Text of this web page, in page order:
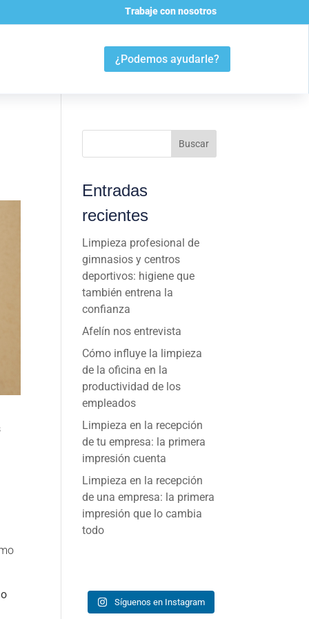
Trabaje con nosotros
¿Podemos ayudarle?
Buscar
Entradas
recientes
Limpieza profesional de
gimnasios y centros
deportivos: higiene que
también entrena la
confianza
Afelín nos entrevista
Cómo influye la limpieza
de la oficina en la
productividad de los
empleados
Limpieza en la recepción
de tu empresa: la primera
impresión cuenta
Limpieza en la recepción
de una empresa: la primera
impresión que lo cambia
todo
Síguenos en Instagram